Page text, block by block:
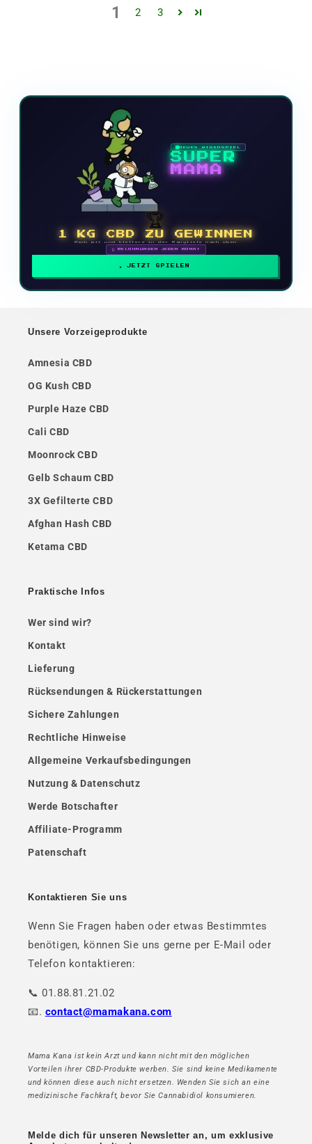
1 2 3
NEUES VIDEOSPIEL
SUPER
MAMA
🏆
1 KG CBD ZU GEWINNEN
Mach mit und klettere in der Rangliste nach oben
🗓 BELOHNUNGEN JEDEN MONAT
JETZT SPIELEN
Unsere Vorzeigeprodukte
Amnesia CBD
OG Kush CBD
Purple Haze CBD
Cali CBD
Moonrock CBD
Gelb Schaum CBD
3X Gefilterte CBD
Afghan Hash CBD
Ketama CBD
Praktische Infos
Wer sind wir?
Kontakt
Lieferung
Rücksendungen & Rückerstattungen
Sichere Zahlungen
Rechtliche Hinweise
Allgemeine Verkaufsbedingungen
Nutzung & Datenschutz
Werde Botschafter
Affiliate-Programm
Patenschaft
Kontaktieren Sie uns
Wenn Sie Fragen haben oder etwas Bestimmtes
benötigen, können Sie uns gerne per E-Mail oder
Telefon kontaktieren:
📞 01.88.81.21.02
📧. contact@mamakana.com
Mama Kana ist kein Arzt und kann nicht mit den möglichen
Vorteilen ihrer CBD-Produkte werben. Sie sind keine Medikamente
und können diese auch nicht ersetzen. Wenden Sie sich an eine
medizinische Fachkraft, bevor Sie Cannabidiol konsumieren.
Melde dich für unseren Newsletter an, um exklusive